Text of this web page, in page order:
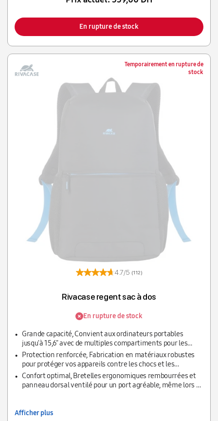
En rupture de stock
Temporairement en rupture de
stock
4.7/5 (112)
Rivacase regent sac à dos
En rupture de stock
Grande capacité, Convient aux ordinateurs portables
jusqu'à 15,6" avec de multiples compartiments pour les
accessoires.
Protection renforcée, Fabrication en matériaux robustes
pour protéger vos appareils contre les chocs et les
dommages.
Confort optimal, Bretelles ergonomiques rembourrées et
panneau dorsal ventilé pour un port agréable, même lors de
Afficher plus